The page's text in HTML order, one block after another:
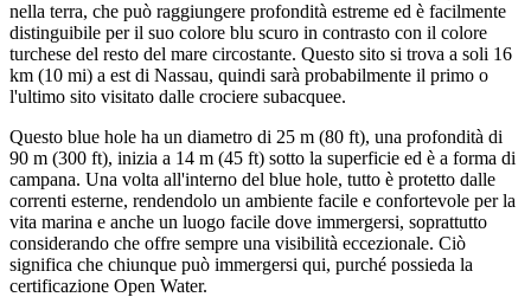
nella terra, che può raggiungere profondità estreme ed è facilmente
distinguibile per il suo colore blu scuro in contrasto con il colore
turchese del resto del mare circostante. Questo sito si trova a soli 16
km (10 mi) a est di Nassau, quindi sarà probabilmente il primo o
l'ultimo sito visitato dalle crociere subacquee.
Questo blue hole ha un diametro di 25 m (80 ft), una profondità di
90 m (300 ft), inizia a 14 m (45 ft) sotto la superficie ed è a forma di
campana. Una volta all'interno del blue hole, tutto è protetto dalle
correnti esterne, rendendolo un ambiente facile e confortevole per la
vita marina e anche un luogo facile dove immergersi, soprattutto
considerando che offre sempre una visibilità eccezionale. Ciò
significa che chiunque può immergersi qui, purché possieda la
certificazione Open Water.